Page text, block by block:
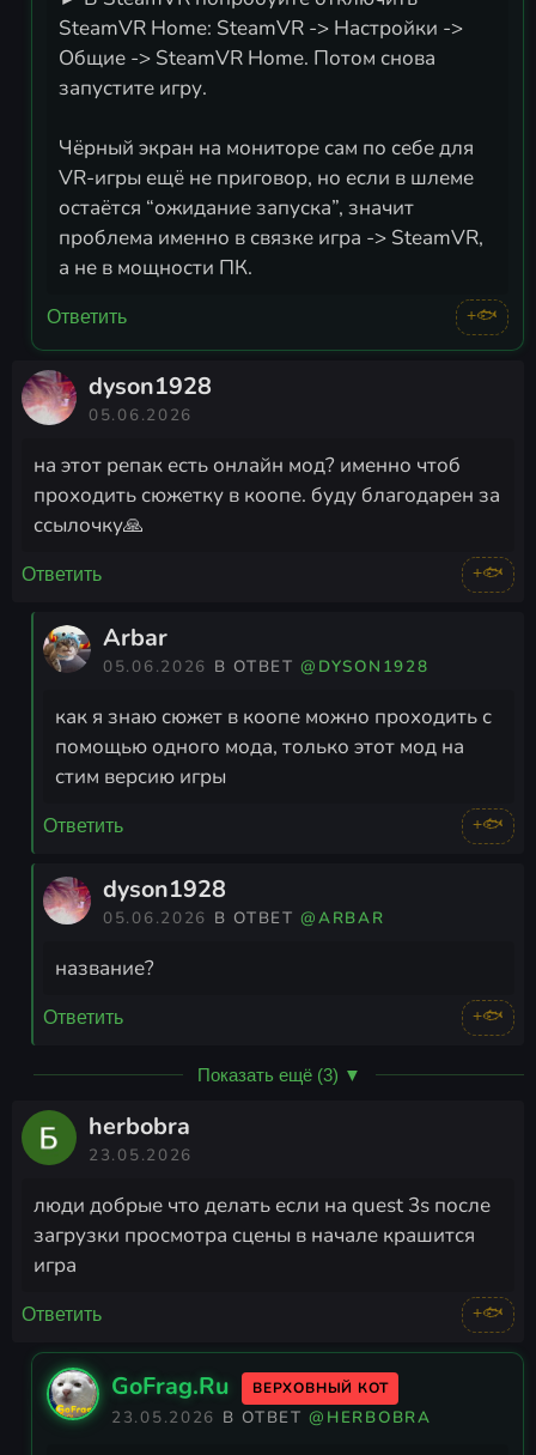
SteamVR Home: SteamVR -> Настройки ->
Общие -> SteamVR Home. Потом снова
запустите игру.
Чёрный экран на мониторе сам по себе для
VR-игры ещё не приговор, но если в шлеме
остаётся “ожидание запуска”, значит
проблема именно в связке игра -> SteamVR,
а не в мощности ПК.
Ответить +🐟
dyson1928
05.06.2026
на этот репак есть онлайн мод? именно чтоб
проходить сюжетку в коопе. буду благодарен за
ссылочку🙏
Ответить +🐟
Arbar
05.06.2026 В ОТВЕТ@DYSON1928
как я знаю сюжет в коопе можно проходить с
помощью одного мода, только этот мод на
стим версию игры
Ответить +🐟
dyson1928
05.06.2026 В ОТВЕТ@ARBAR
название?
Ответить +🐟
Показать ещё (3) ▼
herbobra
23.05.2026
люди добрые что делать если на quest 3s после
загрузки просмотра сцены в начале крашится
игра
Ответить +🐟
GoFrag.Ru ВЕРХОВНЫЙ КОТ
23.05.2026 В ОТВЕТ@HERBOBRA